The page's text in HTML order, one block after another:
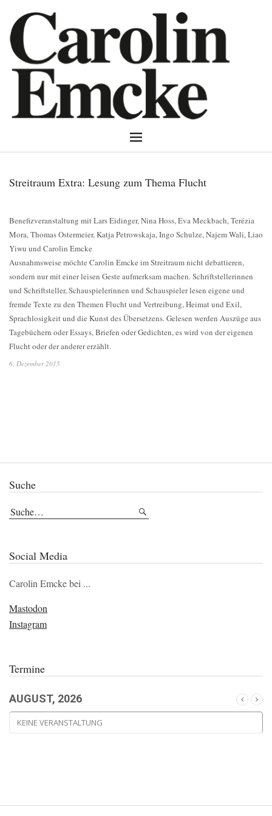
Streitraum Extra: Lesung zum Thema Flucht
Benefizveranstaltung mit Lars Eidinger, Nina Hoss, Eva Meckbach, Terézia
Mora, Thomas Ostermeier, Katja Petrowskaja, Ingo Schulze, Najem Wali, Liao
Yiwu und Carolin Emcke
Ausnahmsweise möchte Carolin Emcke im Streitraum nicht debattieren,
sondern nur mit einer leisen Geste aufmerksam machen. Schriftstellerinnen
und Schriftsteller, Schauspielerinnen und Schauspieler lesen eigene und
fremde Texte zu den Themen Flucht und Vertreibung, Heimat und Exil,
Sprachlosigkeit und die Kunst des Übersetzens. Gelesen werden Auszüge aus
Tagebüchern oder Essays, Briefen oder Gedichten, es wird von der eigenen
Flucht oder der anderer erzählt.
6. Dezember 2015
Suche
Social Media
Carolin Emcke bei ...
Mastodon
Instagram
Termine
AUGUST, 2026
KEINE VERANSTALTUNG